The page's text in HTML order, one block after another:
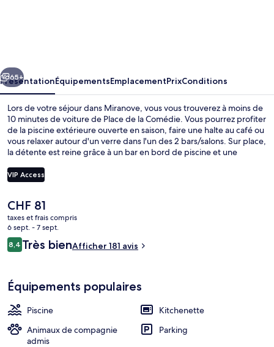
Suivant
65+
PrésentationÉquipementsEmplacementPrixConditions
Lors de votre séjour dans Miranove, vous vous trouverez à moins de
10 minutes de voiture de Place de la Comédie. Vous pourrez profiter
de la piscine extérieure ouverte en saison, faire une halte au café ou
vous relaxer autour d'un verre dans l'un des 2 bars/salons. Sur place,
la détente est reine grâce à un bar en bord de piscine et une
sympas comme un réfrigérateur et un micro-ondes. Pratique, non ?
Quelques minutes de marche seulement séparent l'hébergement
en quelques foulées et Station de tramway Port Marianne se situe à
5 min à pied.
VIP Access
Le
prix
actuel
est
de
CHF 81
taxes et frais compris
6 sept. - 7 sept.
Avis
voyageurs
8,48,4 sur 10
Très bienAfficher 181 avis
Équipements populaires
Piscine
Kitchenette
Animaux de compagnie
admis
Parking